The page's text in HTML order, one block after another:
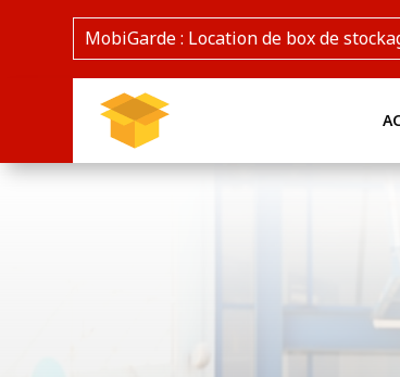
MobiGarde : Location de box de